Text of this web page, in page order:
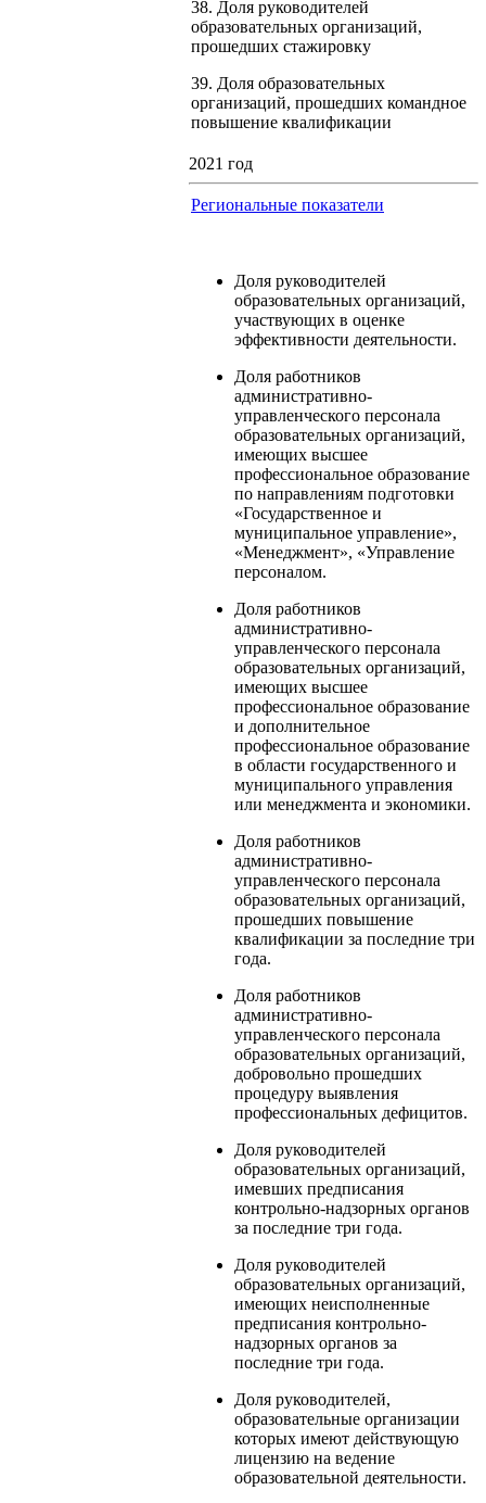
38. Доля руководителей
образовательных организаций,
прошедших стажировку
39. Доля образовательных
организаций, прошедших командное
повышение квалификации
2021 год
Региональные показатели
Доля руководителей
образовательных организаций,
участвующих в оценке
эффективности деятельности.
Доля работников
административно-
управленческого персонала
образовательных организаций,
имеющих высшее
профессиональное образование
по направлениям подготовки
«Государственное и
муниципальное управление»,
«Менеджмент», «Управление
персоналом.
Доля работников
административно-
управленческого персонала
образовательных организаций,
имеющих высшее
профессиональное образование
и дополнительное
профессиональное образование
в области государственного и
муниципального управления
или менеджмента и экономики.
Доля работников
административно-
управленческого персонала
образовательных организаций,
прошедших повышение
квалификации за последние три
года.
Доля работников
административно-
управленческого персонала
образовательных организаций,
добровольно прошедших
процедуру выявления
профессиональных дефицитов.
Доля руководителей
образовательных организаций,
имевших предписания
контрольно-надзорных органов
за последние три года.
Доля руководителей
образовательных организаций,
имеющих неисполненные
предписания контрольно-
надзорных органов за
последние три года.
Доля руководителей,
образовательные организации
которых имеют действующую
лицензию на ведение
образовательной деятельности.